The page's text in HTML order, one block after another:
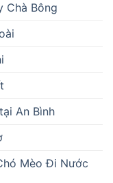
Chà Bông
An Bình
Mèo Đi Nước